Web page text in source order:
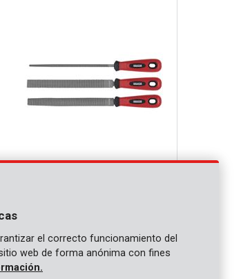
para madera 200mm - 3 pzs
el correcto funcionamiento del
web de forma anónima con fines